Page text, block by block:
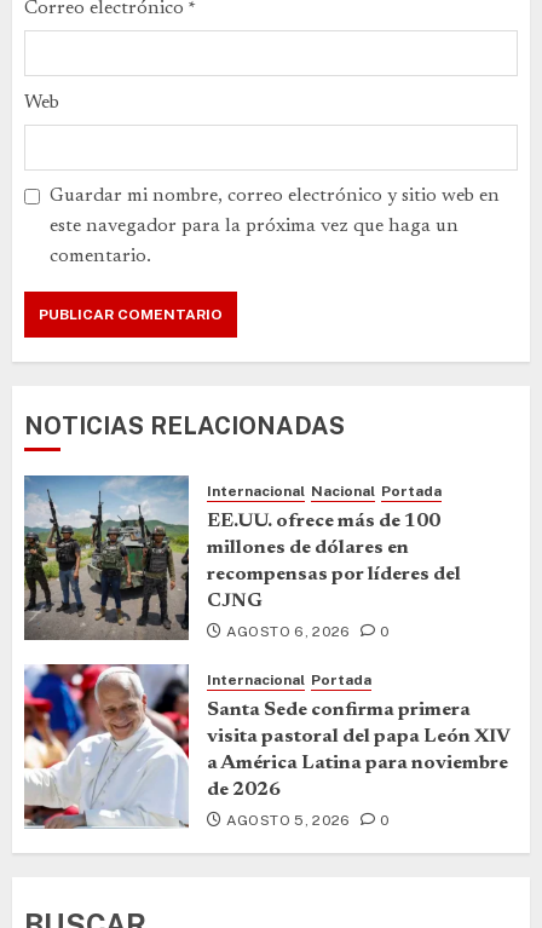
Correo electrónico *
Web
Guardar mi nombre, correo electrónico y sitio web en
este navegador para la próxima vez que haga un
comentario.
NOTICIAS RELACIONADAS
Internacional Nacional Portada
EE.UU. ofrece más de 100
millones de dólares en
recompensas por líderes del
CJNG
AGOSTO 6, 2026 0
Internacional Portada
Santa Sede confirma primera
visita pastoral del papa León XIV
a América Latina para noviembre
de 2026
AGOSTO 5, 2026 0